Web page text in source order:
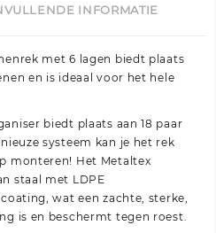
INFORMATIE
met 6 lagen biedt plaats
en is ideaal voor het hele
biedt plaats aan 18 paar
systeem kan je het rek
monteren! Het Metaltex
staal met LDPE
wat een zachte, sterke,
is en beschermt tegen roest.